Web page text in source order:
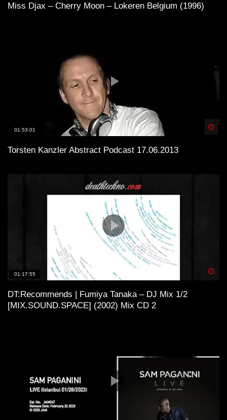
Miss Djax – Cherry Moon – Lokeren Belgium (1996)
01:53:01
Torsten Kanzler Abstract Podcast 17.06.2013
01:17:55
DT:Recommends | Fumiya Tanaka – DJ Mix 1/2
[MIX.SOUND.SPACE] (2002) Mix CD 2